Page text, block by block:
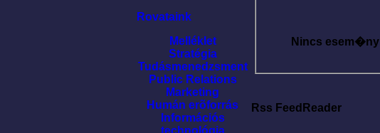
Rovataink
Melléklet
Stratégia
Tudásmenedzsment
Public Relations
Marketing
Humán erõforrás
Információs
technológia
Nincs esem�ny
Rss FeedReader